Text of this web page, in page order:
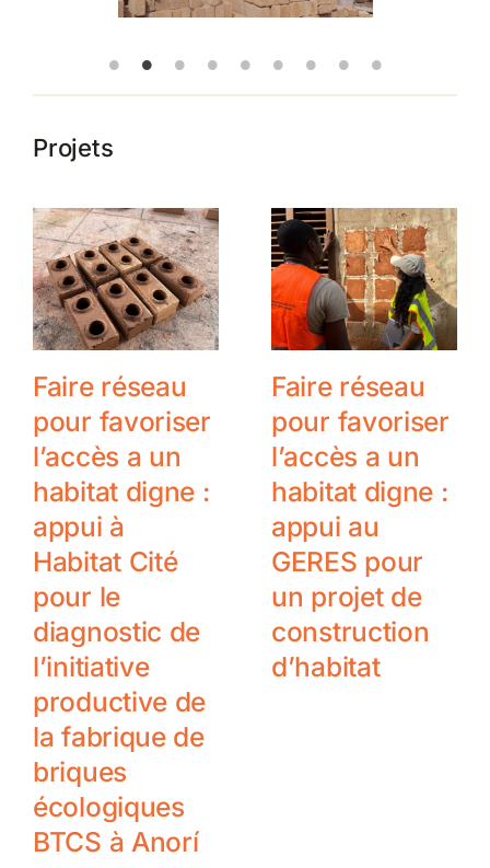
Projets
Faire réseau
pour favoriser
l’accès a un
habitat digne :
appui à
Habitat Cité
pour le
diagnostic de
l’initiative
productive de
la fabrique de
briques
écologiques
BTCS à Anorí
Faire réseau
pour favoriser
l’accès a un
habitat digne :
appui au
GERES pour
un projet de
construction
d’habitat